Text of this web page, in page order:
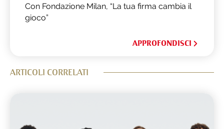
Con Fondazione Milan, “La tua firma cambia il
gioco”
APPROFONDISCI
ARTICOLI CORRELATI